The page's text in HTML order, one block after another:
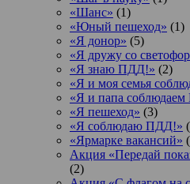
«Шанс» (1)
«Юный пешеход» (1)
«Я донор» (5)
«Я дружу со
«Я знаю ПДД!» (2)
«Я и моя семья
«Я и папа
«Я пешеход» (3)
«Я соблюдаю ПДД!»
«Ярмарке вакансий»
Акция «Передай
(2)